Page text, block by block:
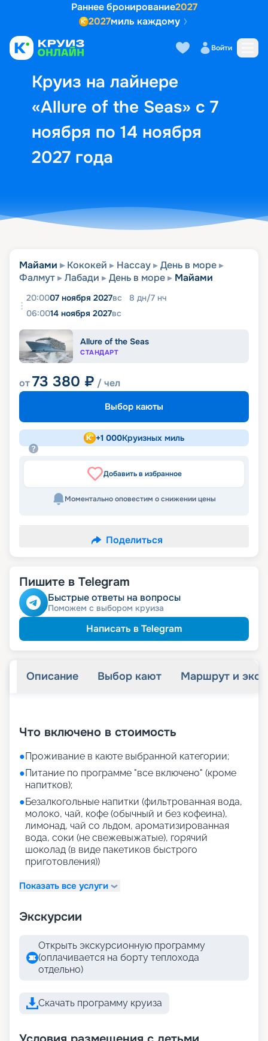
Раннее бронирование2027
2027миль каждому
Войти
Круиз на лайнере
«Allure of the Seas» с 7
ноября по 14 ноября
2027 года
Выбор кают Маршрут и
Майами Кококей Нассау
День в море
Фалмут
Лабади День в море Майами
20:0007 ноября 2027вс 8 дн/7 нч
06:0014 ноября 2027вс
Allure of the Seas
СТАНДАРТ
от73 380 ₽ / чел
Выбор каюты
+1 000Круизных миль
Добавить в избранное
Моментально оповестим о снижении цены
Поделиться
Пишите в Telegram
Быстрые ответы на вопросы
Поможем с выбором круиза
Написать в Telegram
Описание Выбор кают Маршрут и
Что включено в стоимость
●Проживание в каюте выбранной категории;
●Питание по программе "все включено" (кроме
напитков);
●Безалкогольные напитки (фильтрованная вода,
молоко, чай, кофе (обычный и без кофеина),
лимонад, чай со льдом, ароматизированная
вода, соки (не свежевыжатые), горячий
шоколад (в виде пакетиков быстрого
приготовления))
Показать все услуги
Экскурсии
Открыть экскурсионную программу
(оплачивается на борту теплохода
отдельно)
Скачать программу круиза